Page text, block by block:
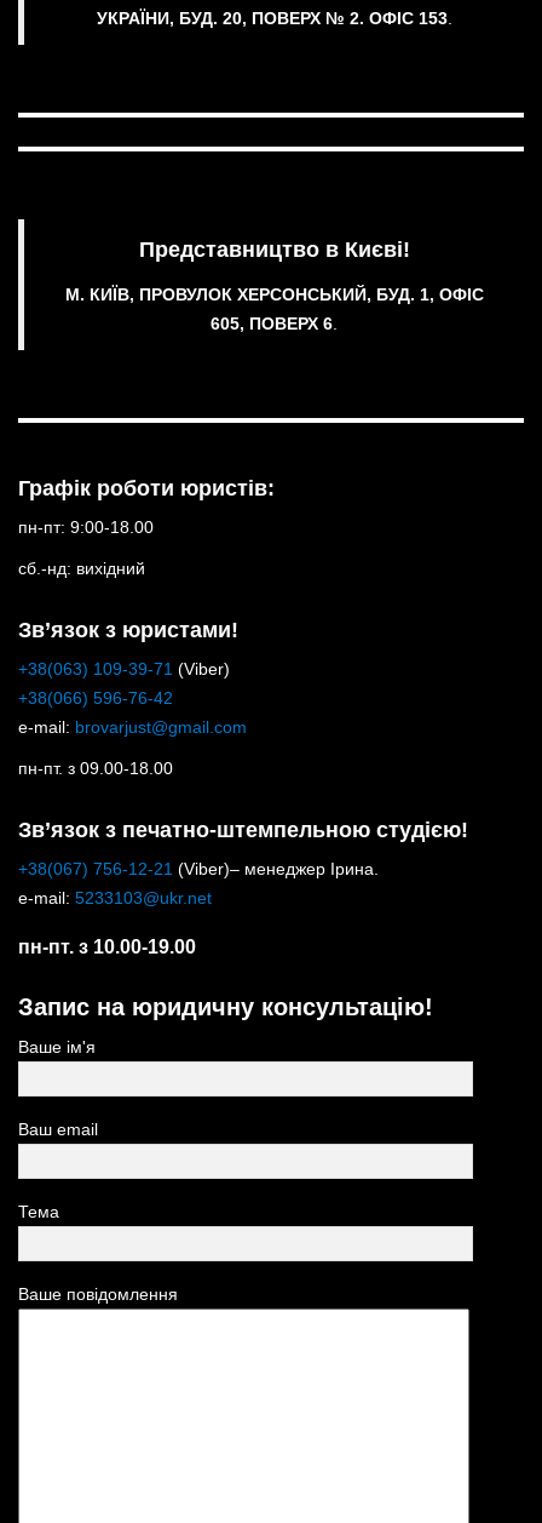
УКРАЇНИ, БУД. 20, ПОВЕРХ № 2. ОФІС 153.
Представництво в Києві!
М. КИЇВ, ПРОВУЛОК ХЕРСОНСЬКИЙ, БУД. 1, ОФІС
605, ПОВЕРХ 6
Графік роботи юристів:
пн-пт: 9:00-18.00
сб.-нд: вихідний
Зв’язок з юристами!
+38(063) 109-39-71 (Viber)
+38(066) 596-76-42
e-mail: brovarjust@gmail.com
пн-пт. з 09.00-18.00
Зв’язок з печатно-штемпельною студією!
+38(067) 756-12-21 (Viber)– менеджер Ірина.
e-mail: 5233103@ukr.net
пн-пт. з 10.00-19.00
Запис на юридичну консультацію!
Ваше ім'я
Ваш email
Тема
Ваше повідомлення